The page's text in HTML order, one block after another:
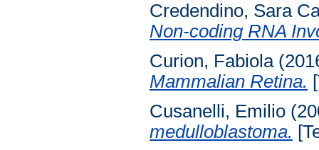
Credendino, Sara
Non-coding RNA
Curion, Fabiola
Mammalian Retina.
Cusanelli, Emilio
medulloblastoma.